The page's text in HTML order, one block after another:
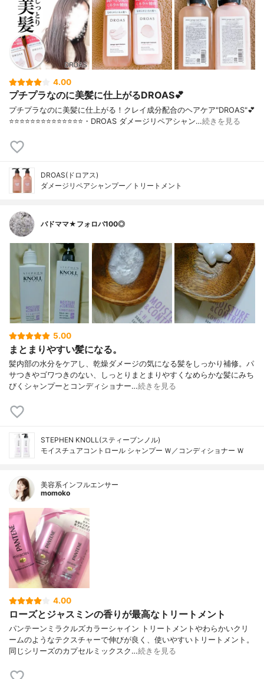
4.00
プチプラなのに美髪に仕上がるDROAS💕
プチプラなのに美髪に仕上がる！クレイ成分配合のヘアケア"DROAS"💕
⭐️⭐️⭐️⭐️⭐️⭐️⭐️⭐️⭐️⭐️⭐️⭐️⭐️⭐️・DROAS ダメージリペアシャン…続きを見る
DROAS(ドロアス)
ダメージリペアシャンプー／トリートメント
バドママ★フォロバ100◎
5.00
まとまりやすい髪になる。
髪内部の水分をケアし、乾燥ダメージの気になる髪をしっかり補修。パ
サつきやゴワつきのない、しっとりまとまりやすくなめらかな髪にみち
びくシャンプーとコンディショナー…続きを見る
STEPHEN KNOLL(スティーブンノル)
モイスチュアコントロール シャンプー Ｗ／コンディショナー Ｗ
美容系インフルエンサー
momoko
4.00
ローズとジャスミンの香りが最高なトリートメント
パンテーンミラクルズカラーシャイン トリートメントやわらかいクリ
ームのようなテクスチャーで伸びが良く、使いやすいトリートメント。
同じシリーズのカプセルミックスク…続きを見る